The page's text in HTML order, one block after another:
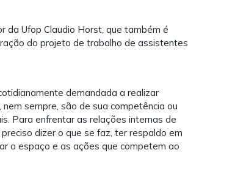
da Ufop Claudio Horst, que também é
do projeto de trabalho de assistentes
demandada a realizar
sempre, são de sua competência ou
Para enfrentar as relações internas de
dizer o que se faz, ter respaldo em
o espaço e as ações que competem ao